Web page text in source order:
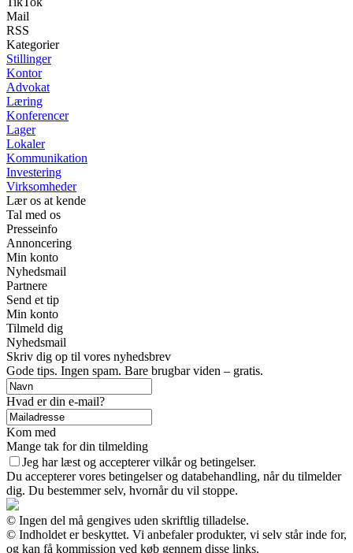
Mail
RSS
Kategorier
Stillinger
Kontor
Advokat
Læring
Konferencer
Lager
Lokaler
Kommunikation
Investering
Virksomheder
Lær os at kende
Tal med os
Presseinfo
Annoncering
Min konto
Nyhedsmail
Partnere
Send et tip
Min konto
Tilmeld dig
Nyhedsmail
Skriv dig op til vores nyhedsbrev
Gode tips. Ingen spam. Bare brugbar viden – gratis.
Hvad er din e-mail?
Kom med
Mange tak for din tilmelding
Jeg har læst og accepterer vilkår og betingelser.
Du accepterer vores betingelser og databehandling, når du tilmelder
dig. Du bestemmer selv, hvornår du vil stoppe.
© Ingen del må gengives uden skriftlig tilladelse.
© Indholdet er beskyttet. Vi anbefaler produkter, vi selv står inde for,
og kan få kommission ved køb gennem disse links.